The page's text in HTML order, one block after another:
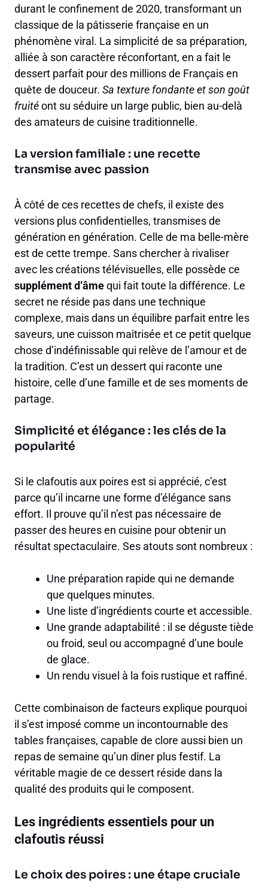
durant le confinement de 2020, transformant un
classique de la pâtisserie française en un
phénomène viral. La simplicité de sa préparation,
alliée à son caractère réconfortant, en a fait le
dessert parfait pour des millions de Français en
quête de douceur. Sa texture fondante et son goût
fruitéont su séduire un large public, bien au-delà
des amateurs de cuisine traditionnelle.
La version familiale : une recette
transmise avec passion
À côté de ces recettes de chefs, il existe des
versions plus confidentielles, transmises de
génération en génération. Celle de ma belle-mère
est de cette trempe. Sans chercher à rivaliser
avec les créations télévisuelles, elle possède ce
supplément d’âmequi fait toute la différence. Le
secret ne réside pas dans une technique
complexe, mais dans un équilibre parfait entre les
saveurs, une cuisson maîtrisée et ce petit quelque
chose d’indéfinissable qui relève de l’amour et de
la tradition. C’est un dessert qui raconte une
histoire, celle d’une famille et de ses moments de
partage.
Simplicité et élégance : les clés de la
popularité
Si le clafoutis aux poires est si apprécié, c’est
parce qu’il incarne une forme d’élégance sans
effort. Il prouve qu’il n’est pas nécessaire de
passer des heures en cuisine pour obtenir un
résultat spectaculaire. Ses atouts sont nombreux :
Une préparation rapide qui ne demande
que quelques minutes.
Une liste d’ingrédients courte et accessible.
Une grande adaptabilité : il se déguste tiède
ou froid, seul ou accompagné d’une boule
de glace.
Un rendu visuel à la fois rustique et raffiné.
Cette combinaison de facteurs explique pourquoi
il s’est imposé comme un incontournable des
tables françaises, capable de clore aussi bien un
repas de semaine qu’un dîner plus festif. La
véritable magie de ce dessert réside dans la
qualité des produits qui le composent.
Les ingrédients essentiels pour un
clafoutis réussi
Le choix des poires : une étape cruciale